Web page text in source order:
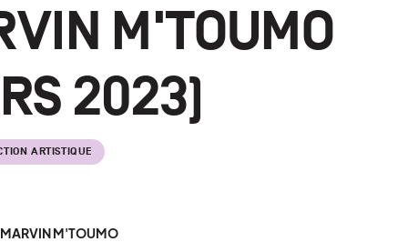
M'TOUMO
2023)
ARTISTIQUE
MARVIN M'TOUMO